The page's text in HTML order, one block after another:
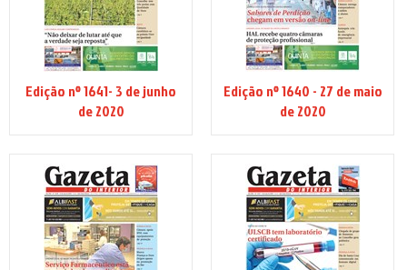
Edição nº 1641- 3 de junho
de 2020
Edição nº 1640 - 27 de maio
de 2020